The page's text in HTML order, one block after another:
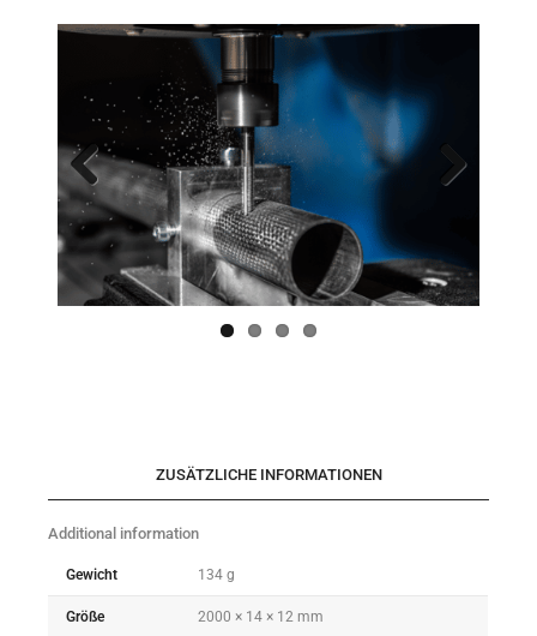
Previo
us
ZUSÄTZLICHE INFORMATIONEN
Additional information
Gewicht 134 g
Größe 2000 × 14 × 12 mm